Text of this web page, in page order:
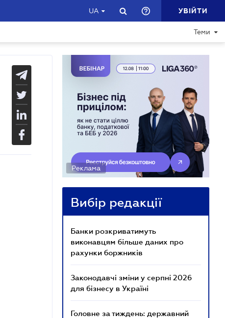
UA УВІЙТИ
Теми
Реклама
Вибір редакції
Банки розкриватимуть
виконавцям більше даних про
рахунки боржників
Законодавчі зміни у серпні 2026
для бізнесу в Україні
Головне за тиждень: державний